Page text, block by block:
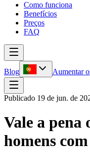
Como funciona
Benefícios
Preços
FAQ
Blog Aumentar
Publicado 19 de jun. de
Vale a pena
homens